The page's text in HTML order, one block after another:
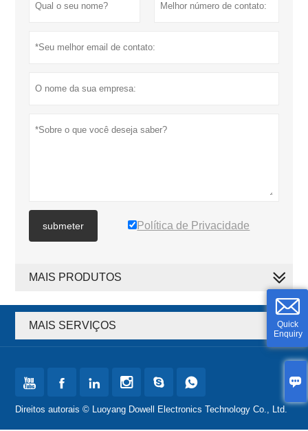

Quick
Enquiry
submeter Política de Privacidade
MAIS PRODUTOS
MAIS SERVIÇOS
     
Direitos autorais © Luoyang Dowell Electronics Technology Co., Ltd.